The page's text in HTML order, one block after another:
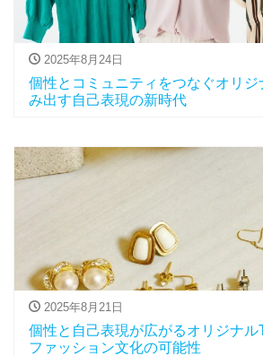
2025年8月24日
個性とコミュニティをつなぐオリジ
み出す自己表現の新時代
2025年8月21日
個性と自己表現が広がるオリジナ
ファッション文化の可能性